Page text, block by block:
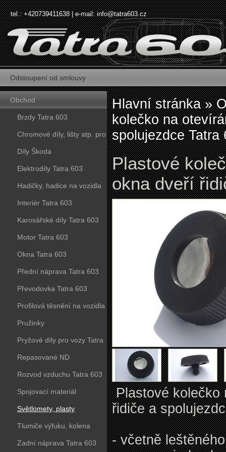
tel.: +420739411638 | e-mail:info@tatra603.cz
Odstoupení od smlouvy
Obchod
Brzdy Tatra 603
Chromové díly, lišty atp. pro
vozy Tatra 603
Díly Škoda
Elektrodíly Tatra 603
Hadičky, hadice na vozidla
Tatra 603
Interiér Tatra 603
Karosářské díly Tatra 603
Motor Tatra 603
Okna Tatra 603
Přední náprava Tatra 603
Převodovka Tatra 603
Profilová těsnění na vozidla
Tatra 603
Pružinky
Pryžové díly pro vozy Tatra
603
Repasované ND
Rozvod vzduchu Tatra 603
Spojovací materiál
Světlomety, plasty
Tlumiče výfuku, kolena
Zadní náprava Tatra 603
Hlavní stránka»
kolečko na
spolujezdce Tatra
Plastové
okna dveří
Plastové kolečko
řidiče a
- včetně